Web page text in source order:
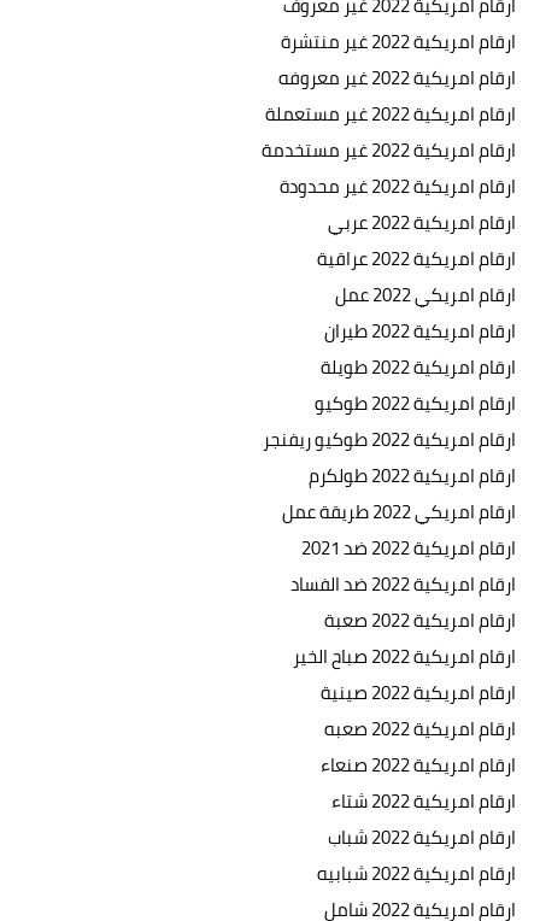
ارقام امريكية 2022 غير منتشرة
ارقام امريكية 2022 غير معروفه
ارقام امريكية 2022 غير مستعملة
ارقام امريكية 2022 غير مستخدمة
ارقام امريكية 2022 غير محدودة
ارقام امريكية 2022 عربي
ارقام امريكية 2022 عراقية
ارقام امريكي 2022 عمل
ارقام امريكية 2022 طيران
ارقام امريكية 2022 طويلة
ارقام امريكية 2022 طوكيو
ارقام امريكية 2022 طوكيو ريفنجر
ارقام امريكية 2022 طولكرم
ارقام امريكي 2022 طريقة عمل
ارقام امريكية 2022 ضد 2021
ارقام امريكية 2022 ضد الفساد
ارقام امريكية 2022 صعبة
ارقام امريكية 2022 صباح الخير
ارقام امريكية 2022 صينية
ارقام امريكية 2022 صعبه
ارقام امريكية 2022 صنعاء
ارقام امريكية 2022 شتاء
ارقام امريكية 2022 شباب
ارقام امريكية 2022 شبابيه
ارقام امريكية 2022 شامل